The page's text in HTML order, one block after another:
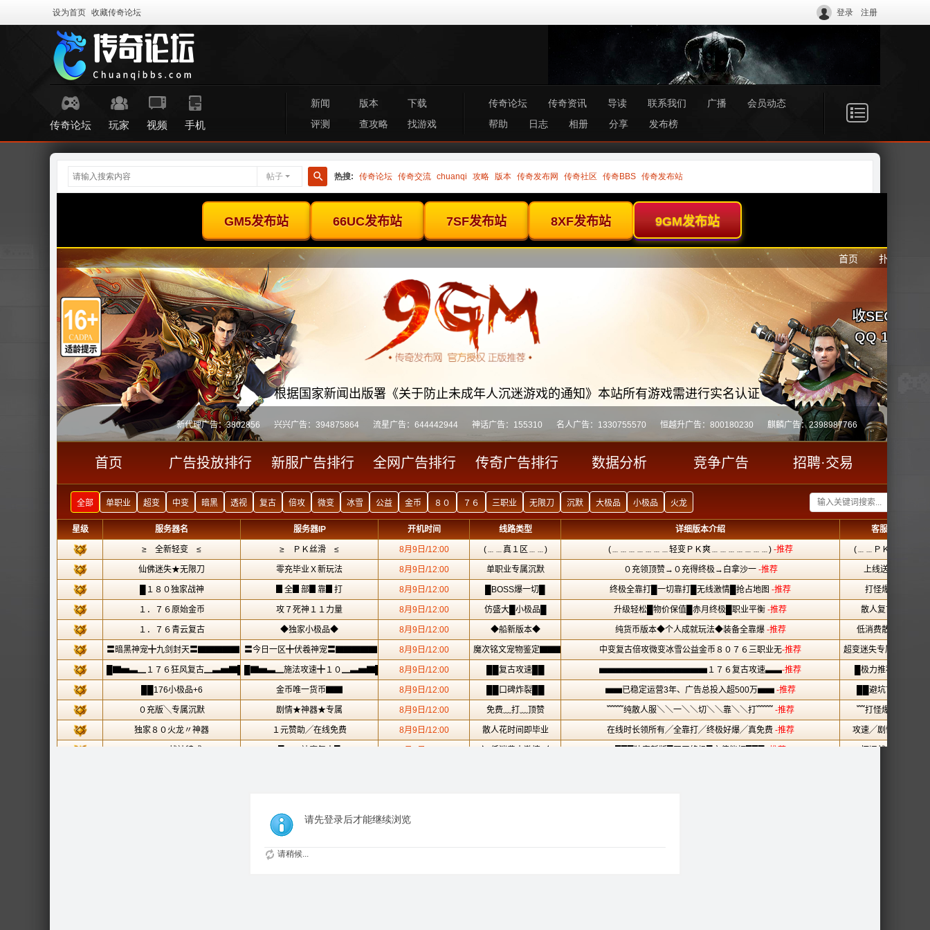
设为首页 收藏传奇论坛 登录 注册
传奇论坛 玩家 视频 手机
新闻 版本
下载
评测
查攻略 找游戏
传奇论坛 传奇资讯 导读 联系我们 广播
会员动态
帮助
日志 相册 分享 发布榜
帖子
搜
热搜: 传奇论坛 传奇交流 chuanqi 攻略 版本 传奇发布网 传奇社区 传奇BBS 传奇发布站
请先登录后才能继续浏览
请稍候...